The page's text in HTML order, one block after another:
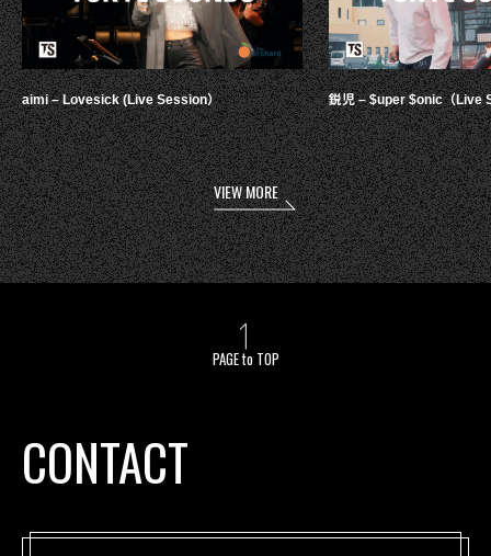
aimi – Lovesick (Live Session） 鋭児 – $uper $onic（Live
VIEW MORE
PAGE to TOP
CONTACT